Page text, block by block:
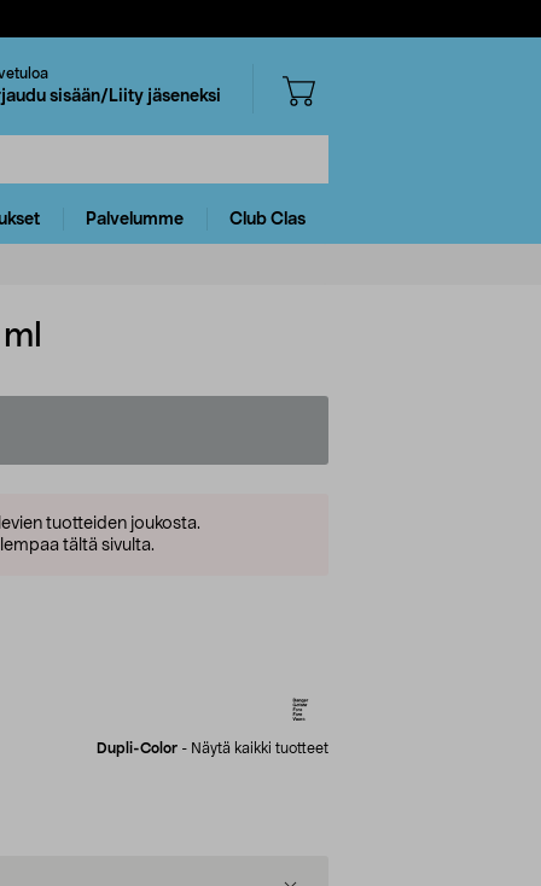
sisään/Liity jäseneksi
Palvelumme Club Clas
tuotteiden joukosta.
tältä sivulta.
Dupli-Color - Näytä kaikki tuotteet